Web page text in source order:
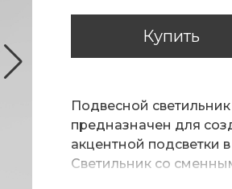
Купить
Подвесной
предназначен для
акцентной подсветки
Светильник со